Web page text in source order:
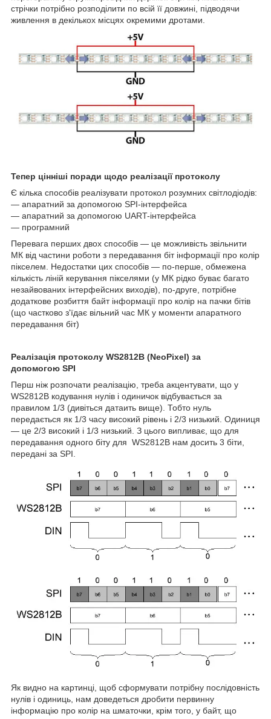
стрічки потрібно розподілити по всій її довжині, підводячи
живлення в декількох місцях окремими дротами.
Тепер цінніші поради щодо реалізації протоколу
Є кілька способів реалізувати протокол розумних світлодіодів:
— апаратний за допомогою SPI-інтерфейса
— апаратний за допомогою UART-інтерфейса
— програмний
Перевага перших двох способів — це можливість звільнити
МК від частини роботи з передавання біт інформації про колір
пікселем. Недостатки цих способів — по-перше, обмежена
кількість ліній керування пікселями (у МК рідко буває багато
незайвованих інтерфейсних виходів), по-друге, потрібне
додаткове розбиття байт інформації про колір на пачки бітів
(що частково з'їдає вільний час МК у моменти апаратного
передавання біт)
Реалізація протоколу WS2812B (NeoPixel) за
допомогою SPI
Перш ніж розпочати реалізацію, треба акцентувати, що у
WS2812B кодування нулів і одиничок відбувається за
правилом 1/3 (дивіться датаить вище). Тобто нуль
передається як 1/3 часу високий рівень і 2/3 низький. Одиниця
— це 2/3 високий і 1/3 низький. З цього випливає, що для
передавання одного біту для WS2812B нам досить 3 біти,
передані за SPI.
Як видно на картинці, щоб сформувати потрібну послідовність
нулів і одиниць, нам доведеться дробити первинну
інформацію про колір на шматочки, крім того, у байт, що